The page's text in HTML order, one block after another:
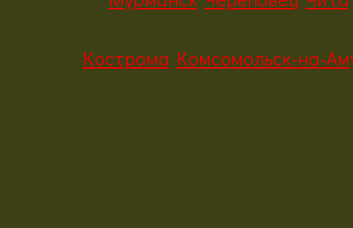
Кострома Комсомольск-на-